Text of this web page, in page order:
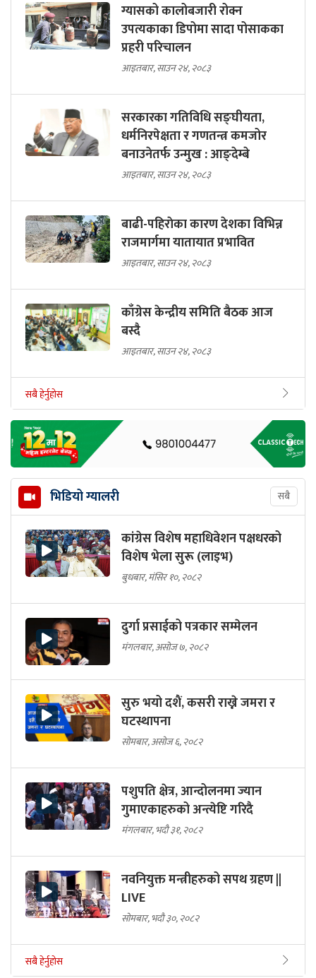
ग्यासको कालोबजारी रोक्न
उपत्यकाका डिपोमा सादा पोसाकका
प्रहरी परिचालन
आइतबार, साउन २४, २०८३
सरकारका गतिविधि सङ्घीयता,
धर्मनिरपेक्षता र गणतन्त्र कमजोर
बनाउनेतर्फ उन्मुख : आङ्देम्बे
आइतबार, साउन २४, २०८३
बाढी-पहिराेका कारण देशका विभिन्न
राजमार्गमा यातायात प्रभावित
आइतबार, साउन २४, २०८३
काँग्रेस केन्द्रीय समिति बैठक आज
बस्दै
आइतबार, साउन २४, २०८३
सबै हेर्नुहोस
भिडियो ग्यालरी सबै
कांग्रेस विशेष महाधिवेशन पक्षधरको
विशेष भेला सुरू (लाइभ)
बुधबार, मंसिर १०, २०८२
दुर्गा प्रसाईको पत्रकार सम्मेलन
मंगलबार, असोज ७, २०८२
सुरु भयो दशैं, कसरी राख्ने जमरा र
घटस्थापना
सोमबार, असोज ६, २०८२
पशुपति क्षेत्र, आन्दोलनमा ज्यान
गुमाएकाहरुको अन्त्येष्टि गरिदै
मंगलबार, भदौ ३१, २०८२
नवनियुक्त मन्त्रीहरुको सपथ ग्रहण ||
LIVE
सोमबार, भदौ ३०, २०८२
सबै हेर्नुहोस